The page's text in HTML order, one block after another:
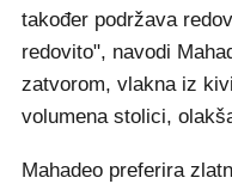
također podržava
redovito", navodi
zatvorom, vlakna iz
volumena stolici,
Mahadeo preferira